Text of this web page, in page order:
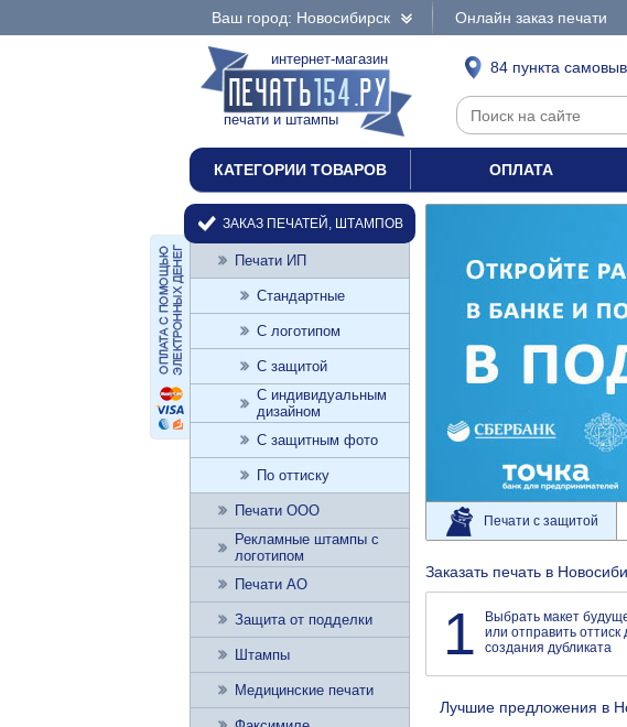
Ваш город: Новосибирск Онлайн заказ печати
интернет-магазин
печати и штампы
84 пункта
КАТЕГОРИИ ТОВАРОВ ОПЛАТА
Печати с защитой
Заказать печать в
1
Выбрать макет
или отправить оттиск
создания дубликата
Лучшие предложения в
ЗАКАЗ ПЕЧАТЕЙ, ШТАМПОВ
Печати ИП
Стандартные
С логотипом
С защитой
С индивидуальным
дизайном
С защитным фото
По оттиску
Печати ООО
Рекламные штампы с
логотипом
Печати АО
Защита от подделки
Штампы
Медицинские печати